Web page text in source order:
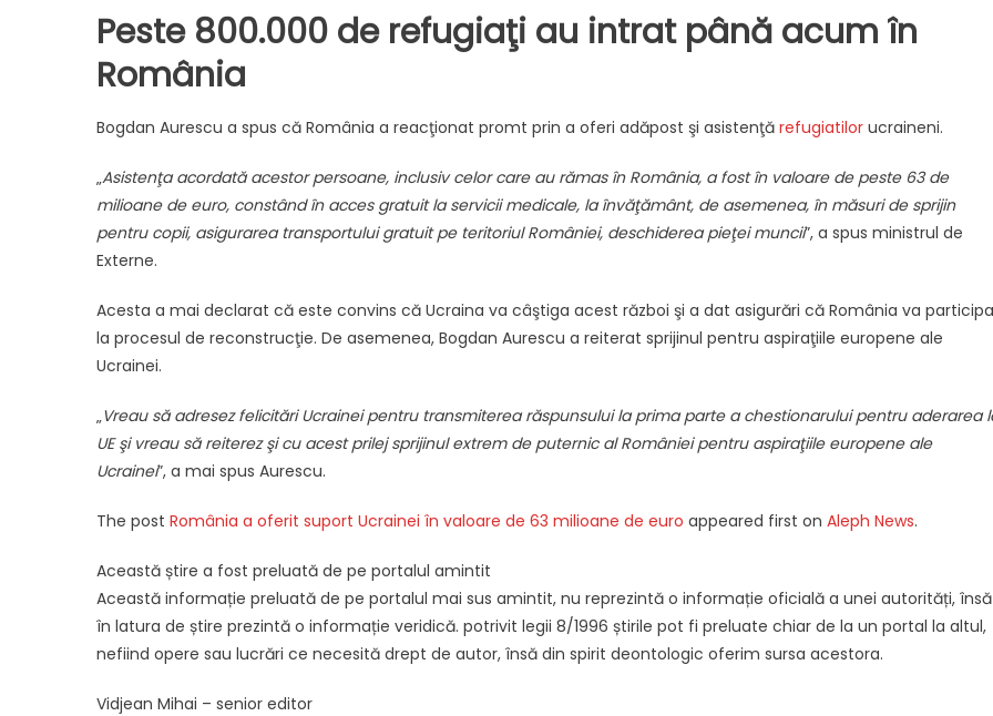
Peste 800.000 de refugiaţi au intrat până acum în
România
Bogdan Aurescu a spus că România a reacţionat promt prin a oferi adăpost şi asistenţă refugiatilor ucraineni.
„Asistenţa acordată acestor persoane, inclusiv celor care au rămas în România, a fost în valoare de peste 63 de
milioane de euro, constând în acces gratuit la servicii medicale, la învăţământ, de asemenea, în măsuri de sprijin
pentru copii, asigurarea transportului gratuit pe teritoriul României, deschiderea pieţei muncii”, a spus ministrul de
Externe.
Acesta a mai declarat că este convins că Ucraina va câştiga acest război şi a dat asigurări că România va participa
la procesul de reconstrucţie. De asemenea, Bogdan Aurescu a reiterat sprijinul pentru aspiraţiile europene ale
Ucrainei.
„Vreau să adresez felicitări Ucrainei pentru transmiterea răspunsului la prima parte a chestionarului pentru aderarea
UE şi vreau să reiterez şi cu acest prilej sprijinul extrem de puternic al României pentru aspiraţiile europene ale
Ucrainei”, a mai spus Aurescu.
The post România a oferit suport Ucrainei în valoare de 63 milioane de euro appeared first on Aleph News.
Această știre a fost preluată de pe portalul amintit
Această informație preluată de pe portalul mai sus amintit, nu reprezintă o informație oficială a unei autorități, însă
în latura de știre prezintă o informație veridică. potrivit legii 8/1996 știrile pot fi preluate chiar de la un portal la altul,
nefiind opere sau lucrări ce necesită drept de autor, însă din spirit deontologic oferim sursa acestora.
Vidjean Mihai – senior editor